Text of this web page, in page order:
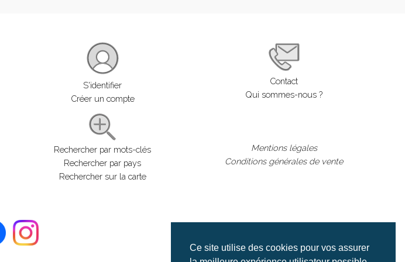
Ce site utilise des cookies pour vos assurer
S'identifier
Créer un compte
Rechercher par mots-clés
Rechercher par pays
Rechercher sur la carte
Contact
Qui sommes-nous ?
Mentions légales
Conditions générales de vente